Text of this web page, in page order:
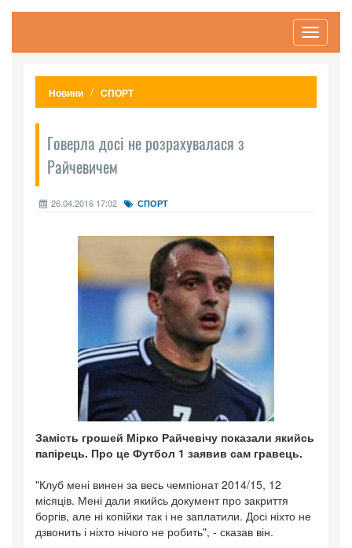
Toggle
Новини СПОРТ
Говерла досі не розрахувалася з
Райчевичем
26.04.2016 17:02 СПОРТ
Замість грошей Мірко Райчевічу показали якийсь
папірець. Про це Футбол 1 заявив сам гравець.
"Клуб мені винен за весь чемпіонат 2014/15, 12
місяців. Мені дали якийсь документ про закриття
боргів, але ні копійки так і не заплатили. Досі ніхто не
дзвонить і ніхто нічого не робить", - сказав він.